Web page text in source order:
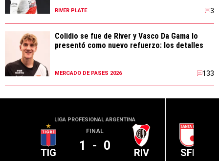
RIVER PLATE 3
Colidio se fue de River y Vasco Da Gama lo
presentó como nuevo refuerzo: los detalles
MERCADO DE PASES 2026 133
LIGA PROFESIONAL ARGENTINA
TIG
FINAL
1 - 0 RIV SFE